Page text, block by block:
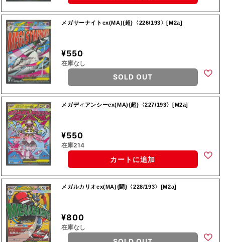
メガサーナイトex(MA){超}〈226/193〉[M2a]
¥550
在庫なし
SOLD OUT
メガディアンシーex(MA){超}〈227/193〉[M2a]
¥550
在庫214
カートに追加
メガルカリオex(MA){闘}〈228/193〉[M2a]
¥800
在庫なし